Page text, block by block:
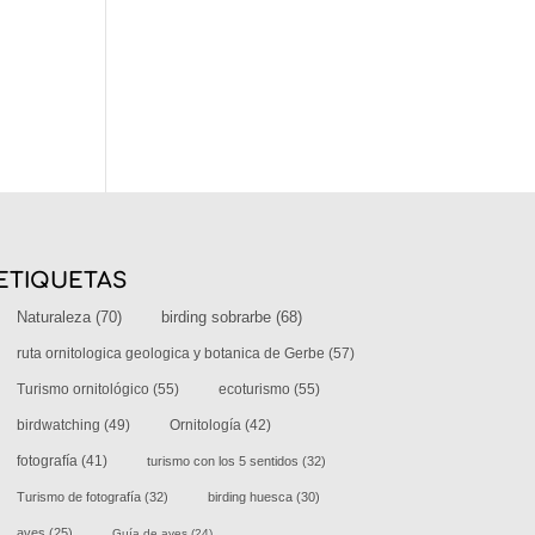
Naturaleza(70) birding sobrarbe(68)
ruta ornitologica geologica y botanica de Gerbe (57)
Turismo ornitológico (55) ecoturismo (55)
birdwatching (49) Ornitología (42)
fotografía (41) turismo con los 5 sentidos (32)
Turismo de fotografía(32) birding huesca(30)
aves (25)